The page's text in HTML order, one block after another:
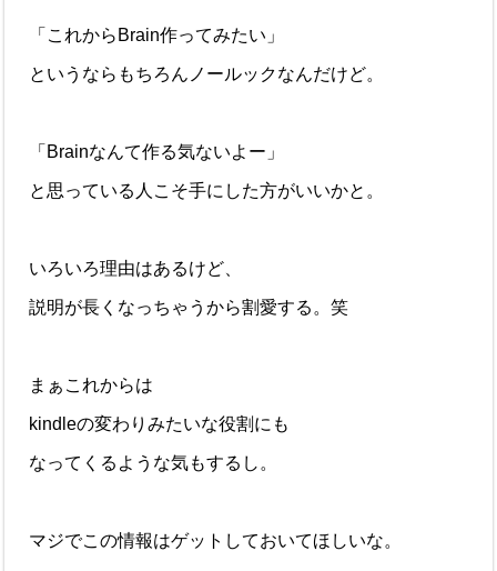
「これからBrain作ってみたい」
というならもちろんノールックなんだけど。
「Brainなんて作る気ないよー」
と思っている人こそ手にした方がいいかと。
いろいろ理由はあるけど、
説明が長くなっちゃうから割愛する。笑
まぁこれからは
kindleの変わりみたいな役割にも
なってくるような気もするし。
マジでこの情報はゲットしておいてほしいな。